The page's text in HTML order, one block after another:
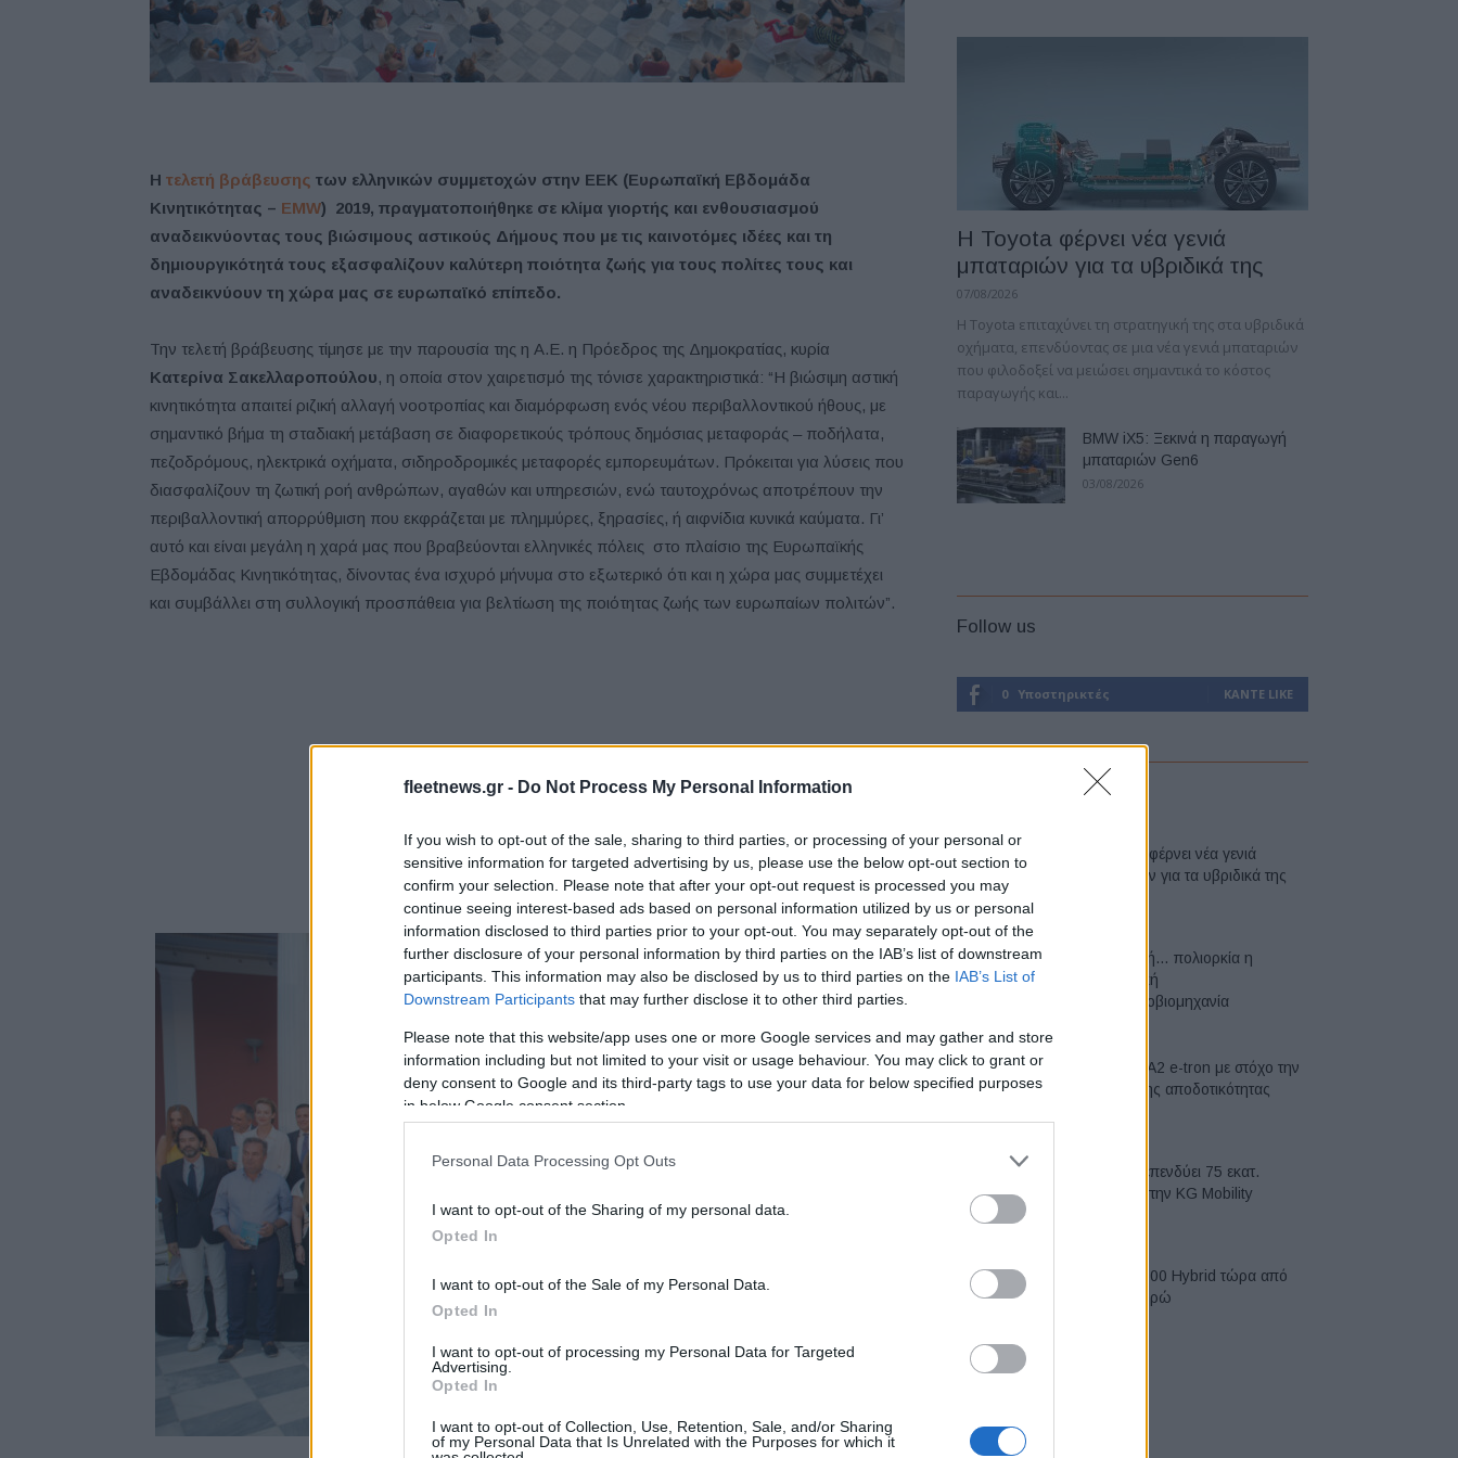
fleetnews.gr - Do Not Process My Personal Information
If you wish to opt-out of the sale, sharing to third parties, or processing of your personal or
sensitive information for targeted advertising by us, please use the below opt-out section to
confirm your selection. Please note that after your opt-out request is processed you may
continue seeing interest-based ads based on personal information utilized by us or personal
information disclosed to third parties prior to your opt-out. You may separately opt-out of the
further disclosure of your personal information by third parties on the IAB’s list of downstream
participants. This information may also be disclosed by us to third parties on the IAB’s List of
Downstream Participants that may further disclose it to other third parties.
Please note that this website/app uses one or more Google services and may gather and store
information including but not limited to your visit or usage behaviour. You may click to grant or
deny consent to Google and its third-party tags to use your data for below specified purposes
in below Google consent section.
Personal Data Processing Opt Outs
I want to opt-out of the Sharing of my personal data.
Opted In
I want to opt-out of the Sale of my Personal Data.
Opted In
I want to opt-out of processing my Personal Data for Targeted
Advertising.
Opted In
I want to opt-out of Collection, Use, Retention, Sale, and/or Sharing
of my Personal Data that Is Unrelated with the Purposes for which it
Η τελετή βράβευσης των ελληνικών συμμετοχών στην ΕΕΚ (Ευρωπαϊκή Εβδομάδα
Κινητικότητας – EMW) 2019, πραγματοποιήθηκε σε κλίμα γιορτής και ενθουσιασμού
αναδεικνύοντας τους βιώσιμους αστικούς Δήμους που με τις καινοτόμες ιδέες και τη
δημιουργικότητά τους εξασφαλίζουν καλύτερη ποιότητα ζωής για τους πολίτες τους και
αναδεικνύουν τη χώρα μας σε ευρωπαϊκό επίπεδο.
Την τελετή βράβευσης τίμησε με την παρουσία της η Α.Ε. η Πρόεδρος της Δημοκρατίας, κυρία
Κατερίνα Σακελλαροπούλου, η οποία στον χαιρετισμό της τόνισε χαρακτηριστικά: “H βιώσιμη αστική
κινητικότητα απαιτεί ριζική αλλαγή νοοτροπίας και διαμόρφωση ενός νέου περιβαλλοντικού ήθους, με
σημαντικό βήμα τη σταδιακή μετάβαση σε διαφορετικούς τρόπους δημόσιας μεταφοράς – ποδήλατα,
πεζοδρόμους, ηλεκτρικά οχήματα, σιδηροδρομικές μεταφορές εμπορευμάτων. Πρόκειται για λύσεις που
διασφαλίζουν τη ζωτική ροή ανθρώπων, αγαθών και υπηρεσιών, ενώ ταυτοχρόνως αποτρέπουν την
περιβαλλοντική απορρύθμιση που εκφράζεται με πλημμύρες, ξηρασίες, ή αιφνίδια κυνικά καύματα. Γι’
αυτό και είναι μεγάλη η χαρά μας που βραβεύονται ελληνικές πόλεις στο πλαίσιο της Ευρωπαϊκής
Εβδομάδας Κινητικότητας, δίνοντας ένα ισχυρό μήνυμα στο εξωτερικό ότι και η χώρα μας συμμετέχει
και συμβάλλει στη συλλογική προσπάθεια για βελτίωση της ποιότητας ζωής των ευρωπαίων πολιτών”.
Η Toyota φέρνει νέα γενιά
μπαταριών για τα υβριδικά της
07/08/2026
Η Toyota επιταχύνει τη στρατηγική της στα υβριδικά
οχήματα, επενδύοντας σε μια νέα γενιά μπαταριών
που φιλοδοξεί να μειώσει σημαντικά το κόστος
παραγωγής και...
BMW iX5: Ξεκινά η παραγωγή
μπαταριών Gen6
03/08/2026
Follow us
0 Υποστηρικτές ΚΆΝΤΕ LIKE
Η Toyota φέρνει νέα γενιά
μπαταριών για τα υβριδικά της
Σε κινεζική… πολιορκία η
ευρωπαϊκή
αυτοκινητοβιομηχανία
Νέο Audi A2 e-tron με στόχο την
κορυφή της αποδοτικότητας
Η Chery επενδύει 75 εκατ.
δολάρια στην KG Mobility
Το FIAT 500 Hybrid τώρα από
18.990 ευρώ